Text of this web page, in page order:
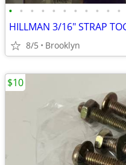
• • • • • • • • • • •
8/5 Brooklyn
$10